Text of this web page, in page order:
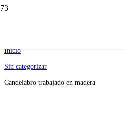
Inicio
Sin categorizar
Candelabro trabajado en madera